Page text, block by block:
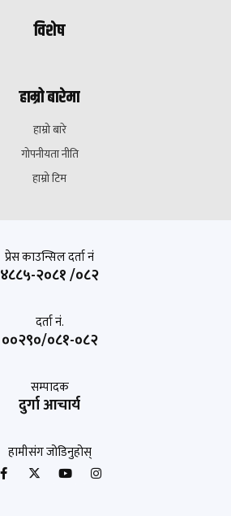
विशेष
हाम्रो बारेमा
हाम्रो बारे
गोपनीयता नीति
हाम्रो टिम
प्रेस काउन्सिल दर्ता नं
४८८५-२०८१ /०८२
दर्ता नं.
००२९०/०८१-०८२
सम्पादक
दुर्गा आचार्य
हामीसंग जोडिनुहोस्